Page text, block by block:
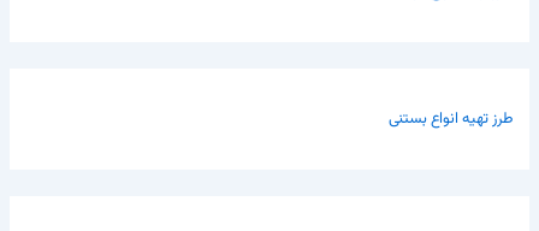
طرز تهیه انواع بستنی